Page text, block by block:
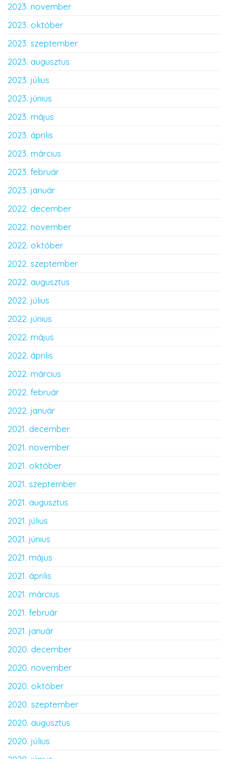
2023. november
2023. október
2023. szeptember
2023. augusztus
2023. július
2023. június
2023. május
2023. április
2023. március
2023. február
2023. január
2022. december
2022. november
2022. október
2022. szeptember
2022. augusztus
2022. július
2022. június
2022. május
2022. április
2022. március
2022. február
2022. január
2021. december
2021. november
2021. október
2021. szeptember
2021. augusztus
2021. július
2021. június
2021. május
2021. április
2021. március
2021. február
2021. január
2020. december
2020. november
2020. október
2020. szeptember
2020. augusztus
2020. július